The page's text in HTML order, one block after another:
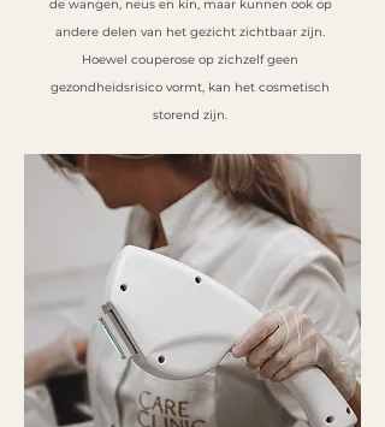
de wangen, neus en kin, maar kunnen ook op
andere delen van het gezicht zichtbaar zijn.
Hoewel couperose op zichzelf geen
gezondheidsrisico vormt, kan het cosmetisch
storend zijn.